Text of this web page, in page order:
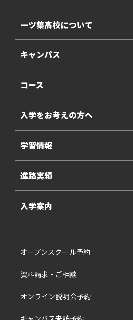
一ツ葉高校について
キャンパス
コース
入学をお考えの方へ
学習情報
進路実績
入学案内
オープンスクール予約
資料請求・ご相談
オンライン説明会予約